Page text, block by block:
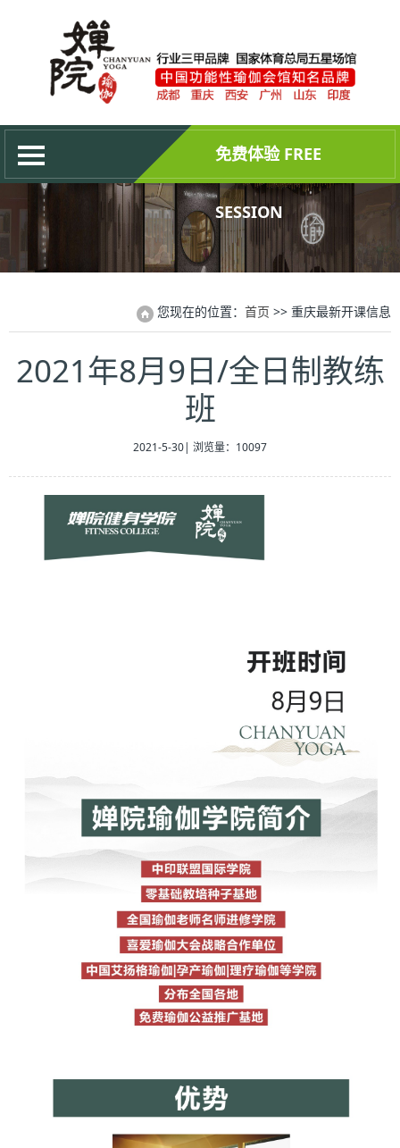
关于婵院
最新动态
培训中心
成为会员
权威证书
联系我们
免费体验 FREE
SESSION
您现在的位置： 首页 >> 重庆最新开课信息
2021年8月9日/全日制教练
班
2021-5-30| 浏览量：10097